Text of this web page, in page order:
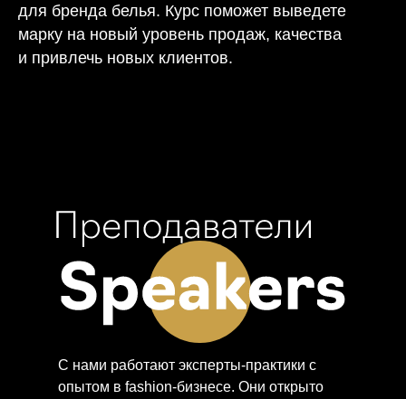
для бренда белья. Курс поможет выведете
марку на новый уровень продаж, качества
и привлечь новых клиентов.
С нами работают эксперты-практики с
опытом в fashion-бизнесе. Они открыто